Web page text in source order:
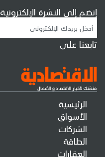
الرئيسية
الأسواق
الشركات
الطاقة
العقارات
إنضم إلى النشرة الإلكترونية
تابعنا على